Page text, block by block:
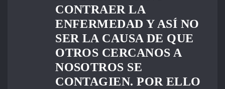
CONTRAER LA
ENFERMEDAD Y ASÍ NO
SER LA CAUSA DE QUE
OTROS CERCANOS A
NOSOTROS SE
CONTAGIEN. POR ELLO